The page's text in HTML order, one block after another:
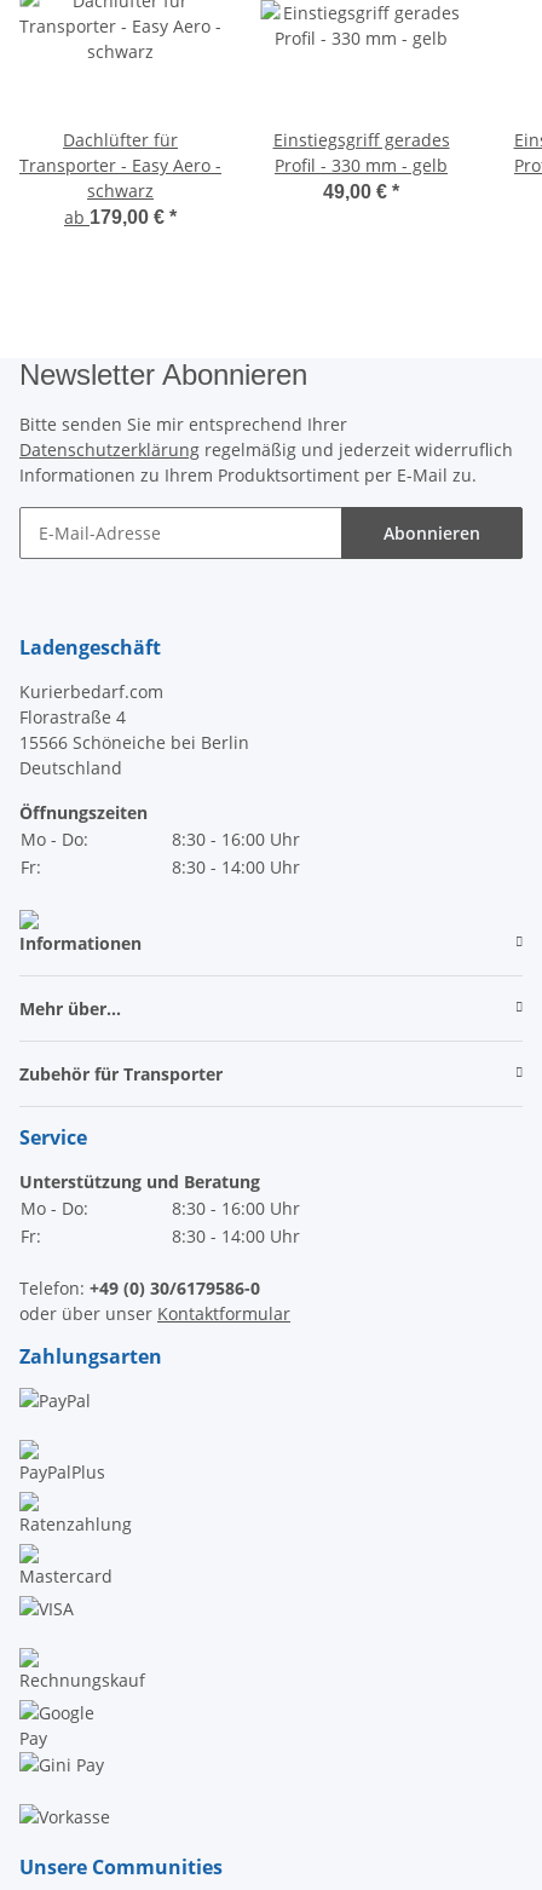
Dachlüfter für
Transporter - Easy Aero -
schwarz
ab 179,00 € *
Einstiegsgriff gerades
Profil - 330 mm - gelb
49,00 € *
Newsletter Abonnieren
Bitte senden Sie mir entsprechend Ihrer
Datenschutzerklärung regelmäßig und jederzeit widerruflich
Informationen zu Ihrem Produktsortiment per E-Mail zu.
Abonnieren
Ladengeschäft
Kurierbedarf.com
Florastraße 4
15566 Schöneiche bei Berlin
Deutschland
Öffnungszeiten
Mo - Do:
8:30 - 16:00 Uhr
Fr:
8:30 - 14:00 Uhr
Informationen
Mehr über...
Zubehör für Transporter
Service
Unterstützung und Beratung
Mo - Do:
8:30 - 16:00 Uhr
Fr:
8:30 - 14:00 Uhr
Telefon: +49 (0) 30/6179586-0
oder über unser Kontaktformular
Zahlungsarten
Unsere Communities